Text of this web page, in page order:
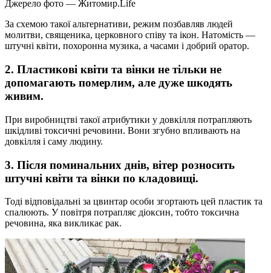
Джерело фото — Житомир.Life
За схемою такої альтернативи, режим позбавляв людей
молитви, священика, церковного співу та ікон. Натомість —
штучні квіти, похоронна музика, а часами і добрий оратор.
2. Пластикові квіти та вінки не тільки не
допомагають померлим, але дуже шкодять
живим.
При виробництві такої атрибутики у довкілля потрапляють
шкідливі токсичні речовини. Вони згубно впливають на
довкілля і саму людину.
3. Після поминальних днів, вітер розносить
штучні квіти та вінки по кладовищі.
Тоді відповідальні за цвинтар особи згортають цей пластик та
спалюють. У повітря потрапляє діоксин, тобто токсична
речовина, яка викликає рак.